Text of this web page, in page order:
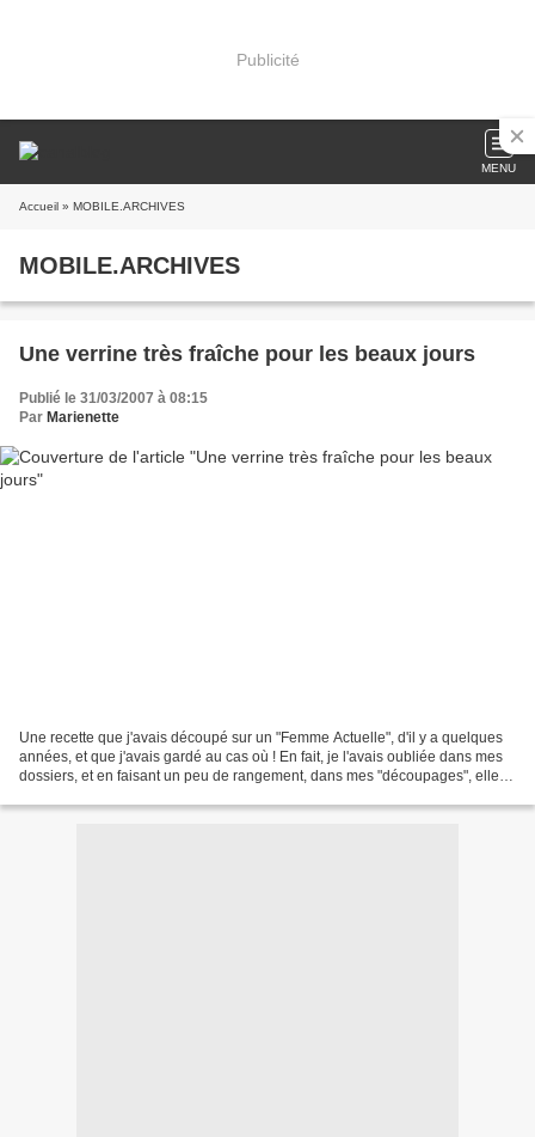
Publicité
MENU
Accueil » MOBILE.ARCHIVES
MOBILE.ARCHIVES
Une verrine très fraîche pour les beaux jours
Publié le 31/03/2007 à 08:15
Par Marienette
Une recette que j'avais découpé sur un "Femme Actuelle", d'il y a quelques
années, et que j'avais gardé au cas où ! En fait, je l'avais oubliée dans mes
dossiers, et en faisant un peu de rangement, dans mes "découpages", elle